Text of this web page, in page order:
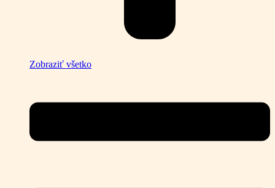
Zobraziť všetko